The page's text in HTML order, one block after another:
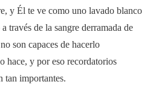
y Él te ve como uno lavado blanco
través de la sangre derramada de
son capaces de hacerlo
hace, y por eso recordatorios
tan importantes.